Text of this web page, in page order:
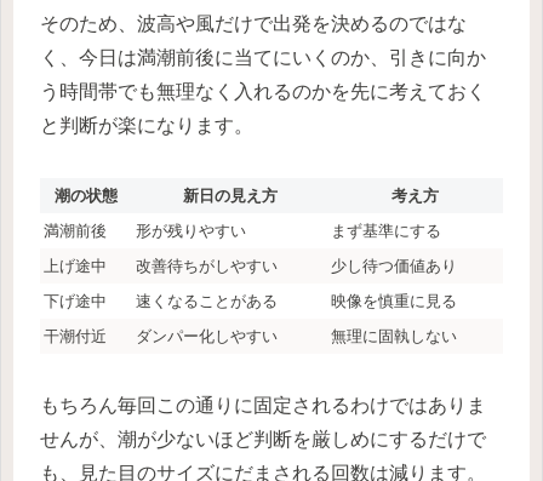
そのため、波高や風だけで出発を決めるのではな
く、今日は満潮前後に当てにいくのか、引きに向か
う時間帯でも無理なく入れるのかを先に考えておく
と判断が楽になります。
潮の状態 新日の見え方
考え方
満潮前後
形が残りやすい
まず基準にする
上げ途中
改善待ちがしやすい
少し待つ価値あり
下げ途中
速くなることがある
映像を慎重に見る
干潮付近
ダンパー化しやすい 無理に固執しない
もちろん毎回この通りに固定されるわけではありま
せんが、潮が少ないほど判断を厳しめにするだけで
も、見た目のサイズにだまされる回数は減ります。